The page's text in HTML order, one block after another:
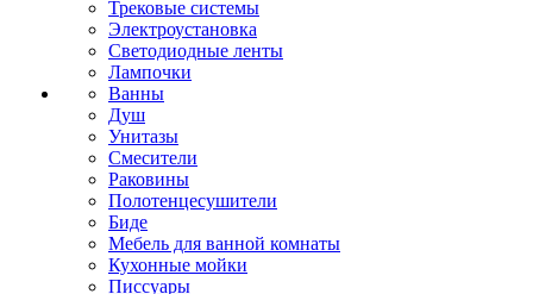
Трековые системы
Электроустановка
Светодиодные ленты
Лампочки
Ванны
Душ
Унитазы
Смесители
Раковины
Полотенцесушители
Биде
Мебель для ванной комнаты
Кухонные мойки
Писсуары